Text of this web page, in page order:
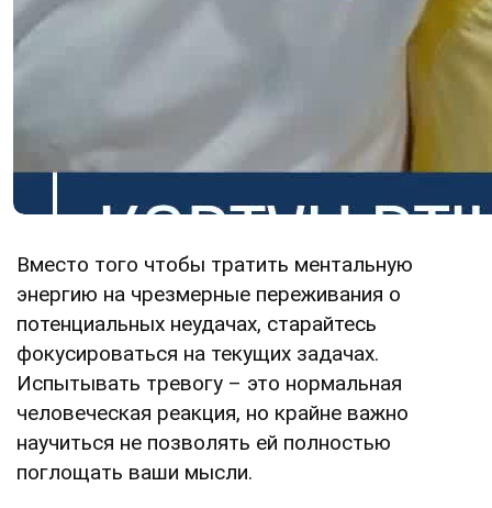
Вместо того чтобы тратить ментальную
энергию на чрезмерные переживания о
потенциальных неудачах, старайтесь
фокусироваться на текущих задачах.
Испытывать тревогу – это нормальная
человеческая реакция, но крайне важно
научиться не позволять ей полностью
поглощать ваши мысли.